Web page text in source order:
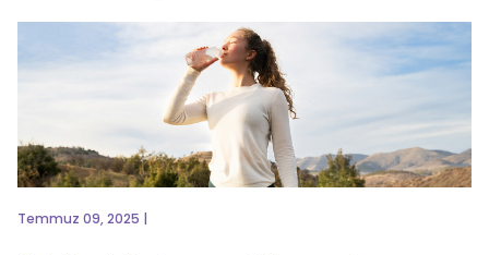
Temmuz 09, 2025 |